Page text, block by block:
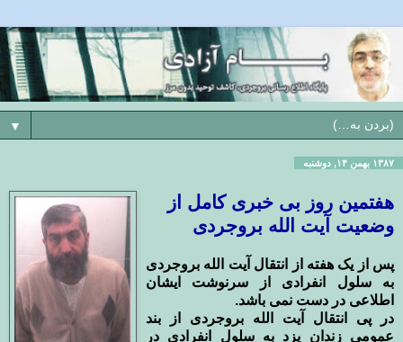
▼
۱۳۸۷ بهمن ۱۴, دوشنبه
هفتمين روز بی خبری کامل از
وضعیت آیت الله بروجردی
پس از یک هفته از انتقال آیت الله بروجردی
به سلول انفرادی از سرنوشت ایشان
اطلاعی در دست نمی باشد.
در پی انتقال آیت الله بروجردی از بند
عمومی زندان یزد به سلول انفرادی در